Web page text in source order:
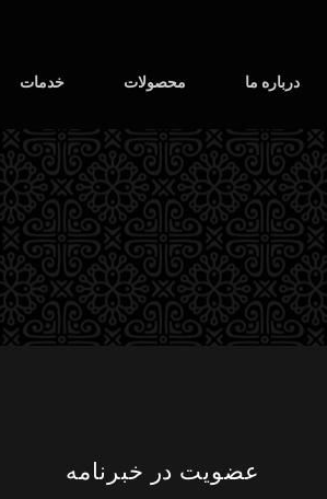
درباره ما محصولات خدمات
عضویت در خبرنامه